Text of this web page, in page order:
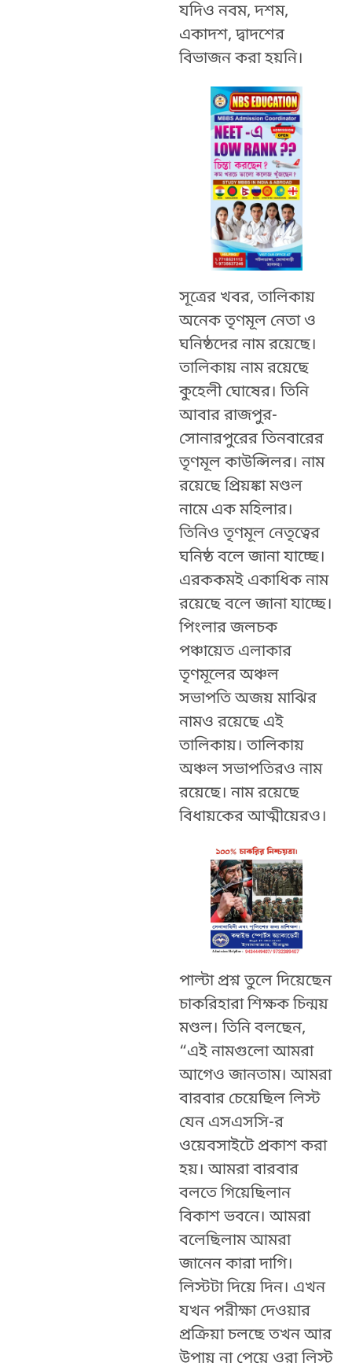
যদিও নবম, দশম,
একাদশ, দ্বাদশের
বিভাজন করা হয়নি।
সূত্রের খবর, তালিকায়
অনেক তৃণমূল নেতা ও
ঘনিষ্ঠদের নাম রয়েছে।
তালিকায় নাম রয়েছে
কুহেলী ঘোষের। তিনি
আবার রাজপুর-
সোনারপুরের তিনবারের
তৃণমূল কাউন্সিলর। নাম
রয়েছে প্রিয়ঙ্কা মণ্ডল
নামে এক মহিলার।
তিনিও তৃণমূল নেতৃত্বের
ঘনিষ্ঠ বলে জানা যাচ্ছে।
এরককমই একাধিক নাম
রয়েছে বলে জানা যাচ্ছে।
পিংলার জলচক
পঞ্চায়েত এলাকার
তৃণমূলের অঞ্চল
সভাপতি অজয় মাঝির
নামও রয়েছে এই
তালিকায়। তালিকায়
অঞ্চল সভাপতিরও নাম
রয়েছে। নাম রয়েছে
বিধায়কের আত্মীয়েরও।
পাল্টা প্রশ্ন তুলে দিয়েছেন
চাকরিহারা শিক্ষক চিন্ময়
মণ্ডল। তিনি বলছেন,
“এই নামগুলো আমরা
আগেও জানতাম। আমরা
বারবার চেয়েছিল লিস্ট
যেন এসএসসি-র
ওয়েবসাইটে প্রকাশ করা
হয়। আমরা বারবার
বলতে গিয়েছিলান
বিকাশ ভবনে। আমরা
বলেছিলাম আমরা
জানেন কারা দাগি।
লিস্টটা দিয়ে দিন। এখন
যখন পরীক্ষা দেওয়ার
প্রক্রিয়া চলছে তখন আর
উপায় না পেয়ে ওরা লিস্ট